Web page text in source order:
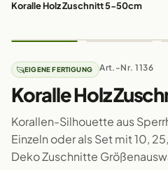
Koralle Holz Zuschnitt 5-50cm
EIGENE FERTIGUNG Art.-Nr. 1136
Koralle Holz
Korallen-Silhouette aus
Einzeln oder als Set mit 10,
Deko Zuschnitte